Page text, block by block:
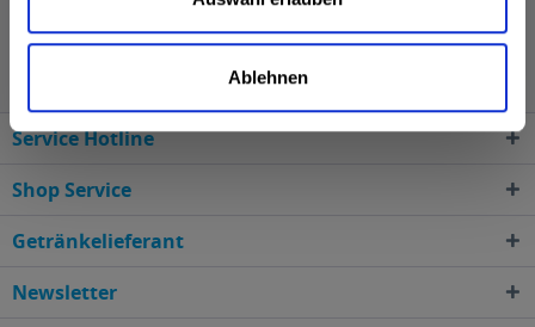
Ablehnen
Städten, Orten und Postleitzahl-Gebieten geliefert
Service Hotline
Shop Service
Getränkelieferant
Newsletter